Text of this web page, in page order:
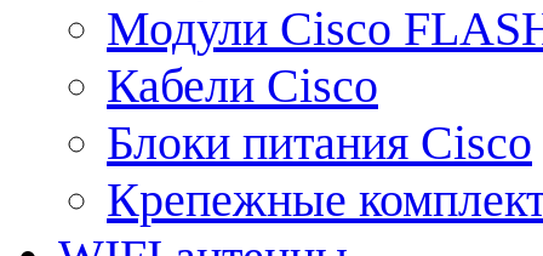
Модули Cisco
Кабели Cisco
Блоки питания Cisco
Крепежные